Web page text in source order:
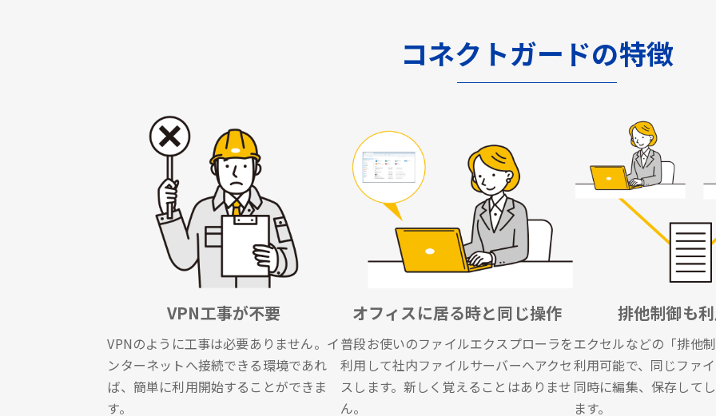
コネクトガードの特徴
VPN工事が不要
VPNのように工事は必要ありません。イ
ンターネットへ接続できる環境であれ
ば、簡単に利用開始することができま
す。
オフィスに居る時と同じ操作
普段お使いのファイルエクスプローラを
利用して社内ファイルサーバーへアクセ
スします。新しく覚えることはありませ
ん。
排他制御も
エクセルなどの「排他
利用可能で、同じファ
同時に編集、保存して
ます。